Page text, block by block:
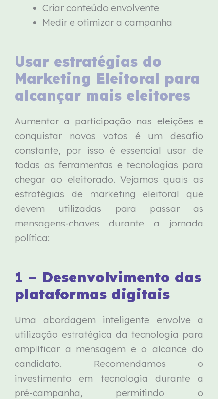
Criar conteúdo envolvente
Medir e otimizar a campanha
Usar estratégias do
Marketing Eleitoral para
alcançar mais eleitores
Aumentar a participação nas eleições e
conquistar novos votos é um desafio
constante, por isso é essencial usar de
todas as ferramentas e tecnologias para
chegar ao eleitorado. Vejamos quais as
estratégias de marketing eleitoral que
devem utilizadas para passar as
mensagens-chaves durante a jornada
política:
1 – Desenvolvimento das
plataformas digitais
Uma abordagem inteligente envolve a
utilização estratégica da tecnologia para
amplificar a mensagem e o alcance do
candidato. Recomendamos o
investimento em tecnologia durante a
pré-campanha, permitindo o